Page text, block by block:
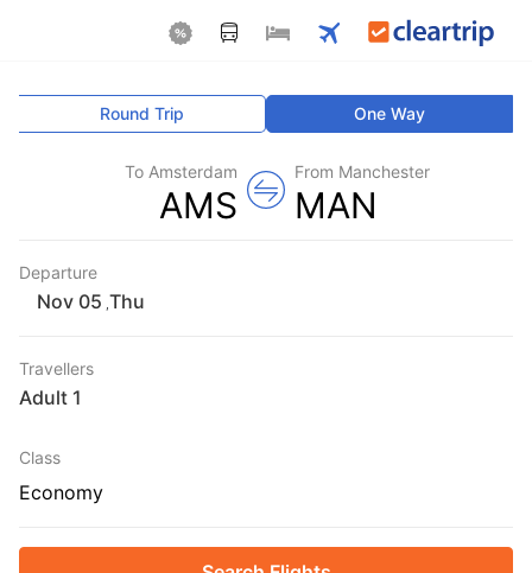
One Way
Round Trip
From Manchester
MAN
To Amsterdam
AMS
Departure
Thu
Travellers
1 Adult
Class
Economy